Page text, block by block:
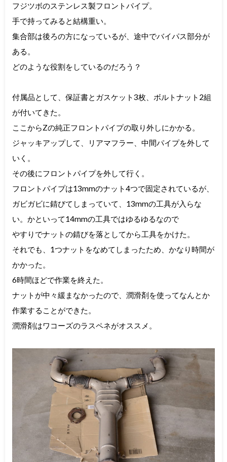
フジツボのステンレス製フロントパイプ。
手で持ってみると結構重い。
集合部は後ろの方になっているが、途中でバイパス部分が
ある。
どのような役割をしているのだろう？
付属品として、保証書とガスケット3枚、ボルトナット2組
が付いてきた。
ここからZの純正フロントパイプの取り外しにかかる。
ジャッキアップして、リアマフラー、中間パイプを外して
いく。
その後にフロントパイプを外して行く。
フロントパイプは13mmのナット4つで固定されているが、
ガビガビに錆びてしまっていて、13mmの工具が入らな
い。かといって14mmの工具ではゆるゆるなので
やすりでナットの錆びを落としてから工具をかけた。
それでも、1つナットをなめてしまったため、かなり時間が
かかった。
6時間ほどで作業を終えた。
ナットが中々緩まなかったので、潤滑剤を使ってなんとか
作業することができた。
潤滑剤はワコーズのラスペネがオススメ。